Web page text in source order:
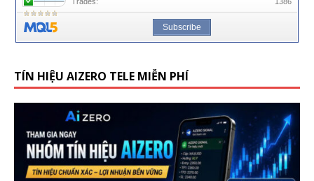
TÍN HIỆU AIZERO TELE MIỄN PHÍ